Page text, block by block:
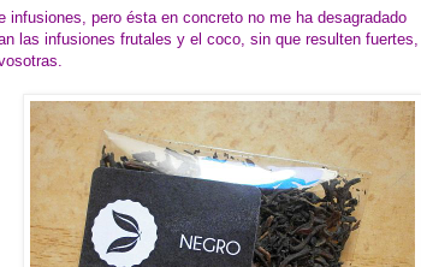
infusiones, pero ésta en concreto no me ha desagradado
las infusiones frutales y el coco, sin que resulten fuertes,